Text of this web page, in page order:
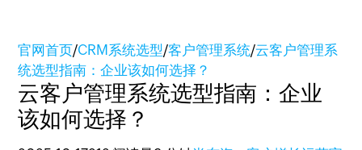
官网首页/CRM系统选型/客户管理系统/云客户管理系
统选型指南：企业该如何选择？
云客户管理系统选型指南：企业
该如何选择？